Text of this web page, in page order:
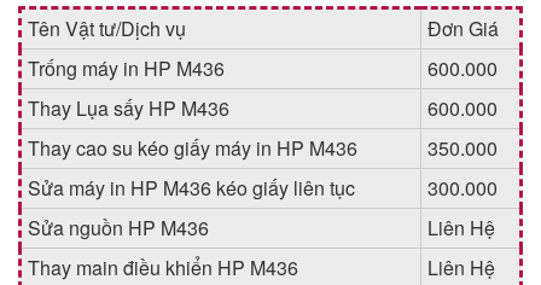
Tên Vật tư/Dịch vụ
Đơn Giá
Trống máy in HP M436
600.000
Thay Lụa sấy HP M436
600.000
Thay cao su kéo giấy máy in HP M436
350.000
Sửa máy in HP M436 kéo giấy liên tục
300.000
Sửa nguồn HP M436
Liên Hệ
Thay main điều khiển HP M436
Liên Hệ